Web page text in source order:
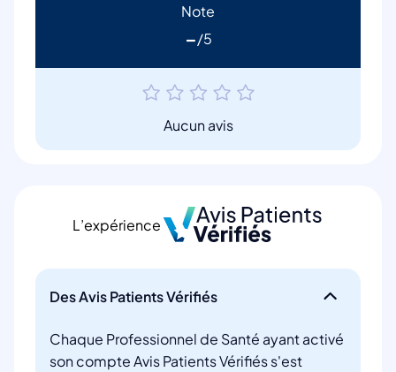
Note
-
Aucun avis
L’expérience
Des Avis Patients Vérifiés
Chaque Professionnel de Santé ayant activé
son compte Avis Patients Vérifiés s'est